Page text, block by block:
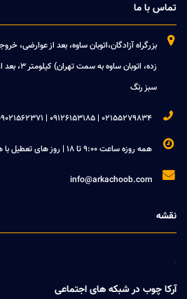
تماس با ما

بزرگراه آزادگان،اتوبان ساوه، بعد از عوارضی،
سبز رنگ
 02155279834 | 09126153185 | 09021562371 (آموزش)
 همه روزه ساعت 9:00 تا 18 | روز های تعطیل با هماهنگی قبلی

info@arkachoob.com
نقشه
1
آرکا چوب در شبکه های اجتماعی